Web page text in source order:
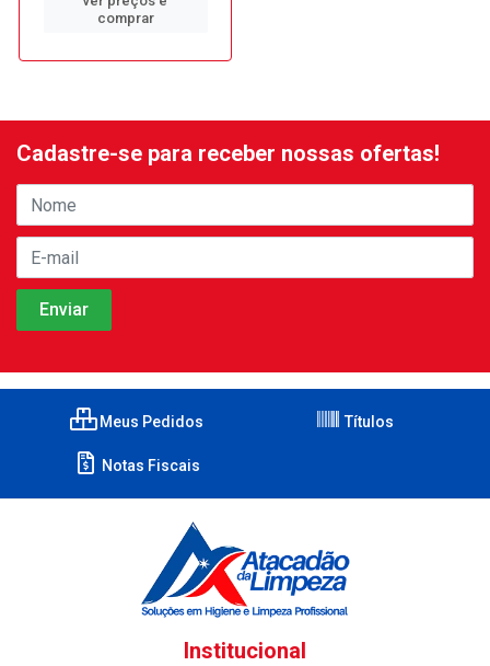
comprar
Cadastre-se para receber nossas ofertas!
Meus Pedidos Títulos
Notas Fiscais
Institucional